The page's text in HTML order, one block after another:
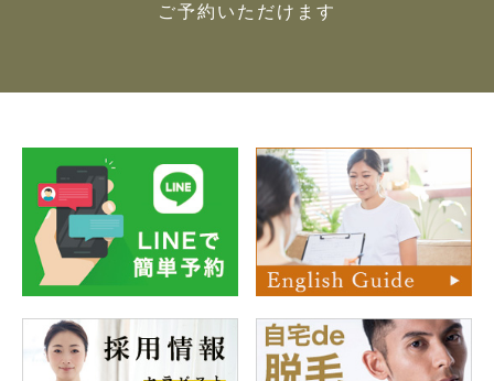
ご予約いただけます